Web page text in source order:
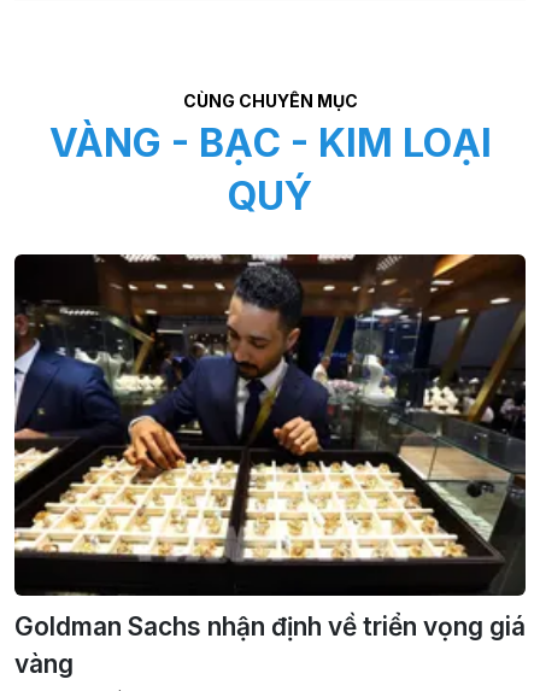
CÙNG CHUYÊN MỤC
VÀNG - BẠC - KIM LOẠI
QUÝ
Goldman Sachs nhận định về triển vọng giá
vàng